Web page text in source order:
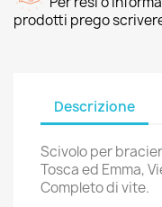
prodotti prego
Descrizione
Scivolo per
Tosca ed Emma,
Completo di vite.